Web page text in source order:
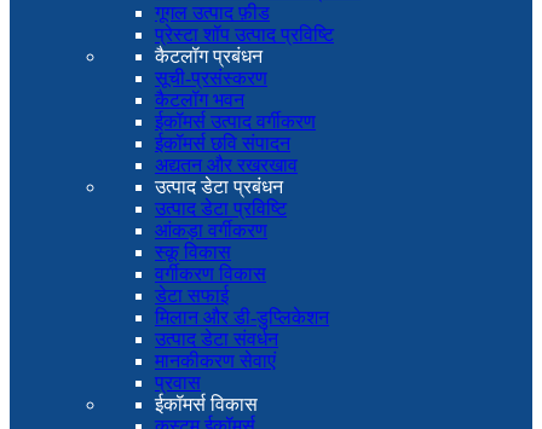
गूगल उत्पाद फ़ीड
प्रेस्टा शॉप उत्पाद प्रविष्टि
कैटलॉग प्रबंधन
सूची-प्रसंस्करण
कैटलॉग भवन
ईकॉमर्स उत्पाद वर्गीकरण
ईकॉमर्स छवि संपादन
अद्यतन और रखरखाव
उत्पाद डेटा प्रबंधन
उत्पाद डेटा प्रविष्टि
आंकड़ा वर्गीकरण
स्कू विकास
वर्गीकरण विकास
डेटा सफाई
मिलान और डी-डुप्लिकेशन
उत्पाद डेटा संवर्धन
मानकीकरण सेवाएं
प्रवास
ईकॉमर्स विकास